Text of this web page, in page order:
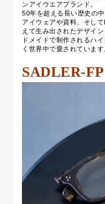
ンアイウエアブランド。
50年を超える長い歴史の中
アイウェアや資料、そして
えて生み出されたデザイ
ドメイドで制作されるハ
く世界中で愛されています
SADLER-FP